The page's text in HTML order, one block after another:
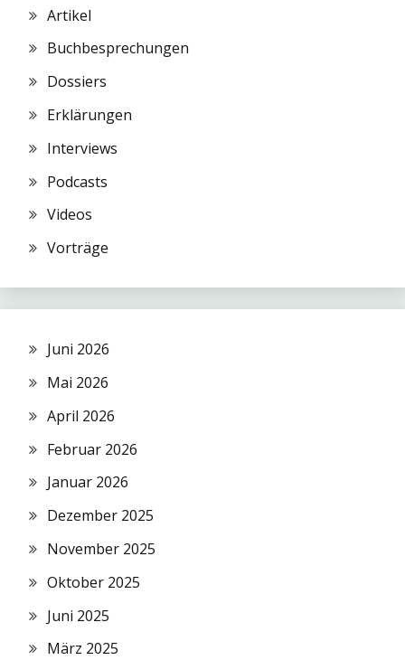
Artikel
Buchbesprechungen
Dossiers
Erklärungen
Interviews
Podcasts
Videos
Vorträge
Juni 2026
Mai 2026
April 2026
Februar 2026
Januar 2026
Dezember 2025
November 2025
Oktober 2025
Juni 2025
März 2025